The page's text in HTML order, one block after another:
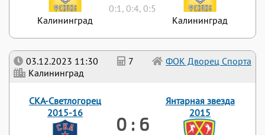
03.12.2023 11:30 7
ФОК Дворец Спорта
Калининград
СКА-Светлогорец
2015-16
0 : 6
Янтарная звезда
2015
Калининград
0:1, 0:4, 0:5
Калининград